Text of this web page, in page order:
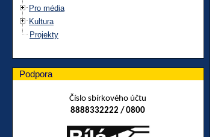
Pro média
Kultura
Projekty
Podpora
Číslo sbírkového účtu
8888332222 / 0800